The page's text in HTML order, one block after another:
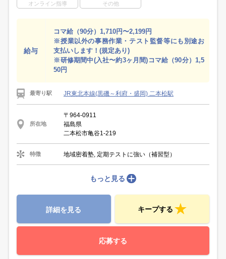
オンライン指導 その他
給与
コマ給（90分）1,710円〜2,199円
※授業以外の事務作業・テスト監督等にも別途お
支払いします！(規定あり)
※研修期間中(入社〜約3ヶ月間)コマ給（90分）1,5
50円
最寄り駅 JR東北本線(黒磯～利府・盛岡) 二本松駅
所在地
〒964-0911
福島県
二本松市亀谷1-219
特徴 地域密着塾, 定期テストに強い（補習型）
もっと見る
詳細を見る キープする
応募する